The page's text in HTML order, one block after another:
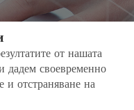
от нашата
дадем своевременно
и отстраняване на